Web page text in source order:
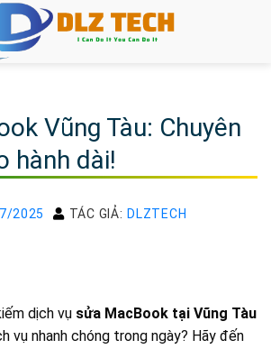
Vũng Tàu: Chuyên
hành dài!
2025 TÁC GIẢ: DLZTECH
dịch vụ sửa MacBook tại Vũng Tàu
vụ nhanh chóng trong ngày? Hãy đến